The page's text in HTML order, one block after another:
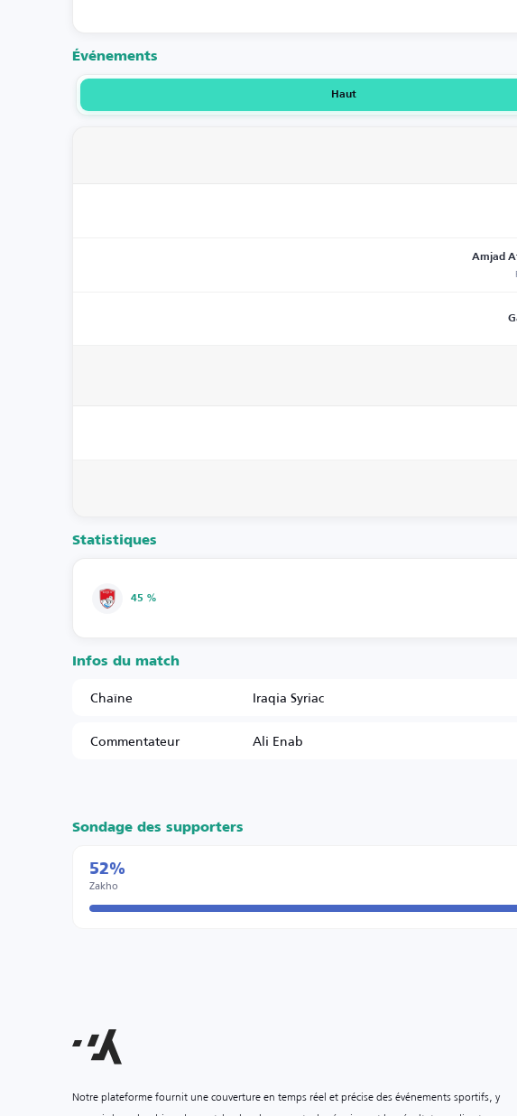
Événements
Haut
Amjad
Statistiques
45 %
Infos du match
Chaîne
Iraqia Syriac
Commentateur
Ali Enab
Sondage des supporters
52%
Zakho
Notre plateforme fournit une couverture en temps réel et précise des événements sportifs, y